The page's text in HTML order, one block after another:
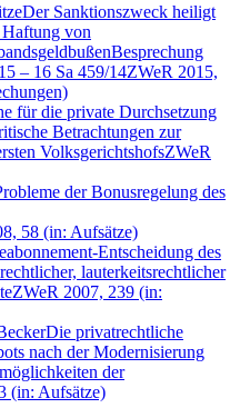
Der Sanktionszweck heiligt
Haftung von
Besprechung
– 16 Sa 459/14ZWeR 2015,
für die private Durchsetzung
Betrachtungen zur
VolksgerichtshofsZWeR
der Bonusregelung des
58 (in: Aufsätze)
Entscheidung des
lauterkeitsrechtlicher
ZWeR 2007, 239 (in:
Die privatrechtliche
nach der Modernisierung
der
(in: Aufsätze)